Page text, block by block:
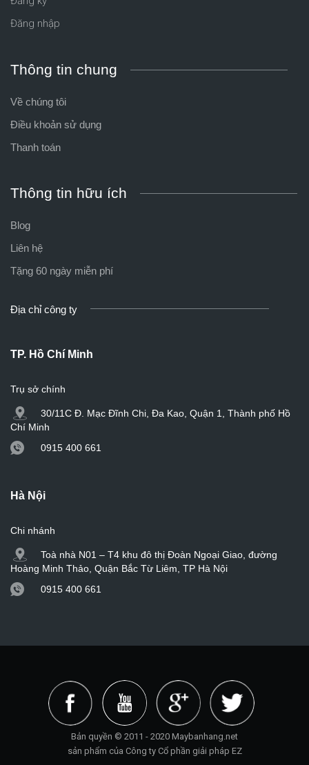
Đăng nhập
Thông tin chung
Về chúng tôi
Điều khoản sử dụng
Thanh toán
Thông tin hữu ích
Blog
Liên hệ
Tặng 60 ngày miễn phí
Địa chỉ công ty
TP. Hồ Chí Minh
Trụ sở chính
30/11C Đ. Mạc Đĩnh Chi, Đa Kao, Quận 1, Thành phố Hồ
Chí Minh
0915 400 661
Hà Nội
Chi nhánh
Toà nhà N01 – T4 khu đô thị Đoàn Ngoại Giao, đường
Hoàng Minh Thảo, Quận Bắc Từ Liêm, TP Hà Nội
0915 400 661
Bản quyền © 2011 - 2020 Maybanhang.net
sản phẩm của Công ty Cổ phần giải pháp EZ